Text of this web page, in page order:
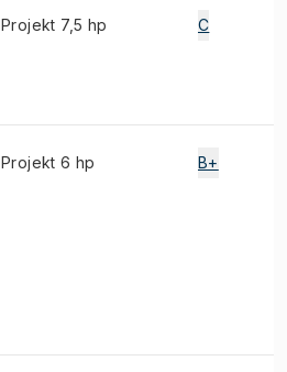
Projekt 7,5 hp C
Projekt 6 hp B+